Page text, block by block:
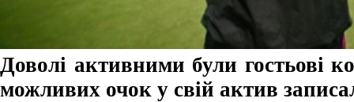
Доволі активними були гостьові
можливих очок у свій актив